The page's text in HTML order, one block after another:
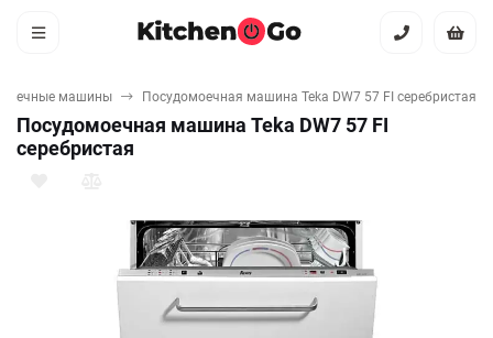
машины Посудомоечная машина Teka DW7 57 FI серебристая
Посудомоечная машина Teka DW7 57 FI
серебристая